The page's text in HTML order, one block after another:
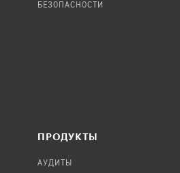
БЕЗОПАСНОСТИ
ПРОДУКТЫ
АУДИТЫ